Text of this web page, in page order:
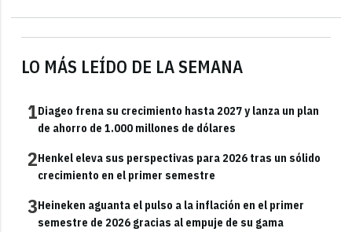
LO MÁS LEÍDO DE LA SEMANA
1Diageo frena su crecimiento hasta 2027 y lanza un plan
de ahorro de 1.000 millones de dólares
2Henkel eleva sus perspectivas para 2026 tras un sólido
crecimiento en el primer semestre
3Heineken aguanta el pulso a la inflación en el primer
semestre de 2026 gracias al empuje de su gama